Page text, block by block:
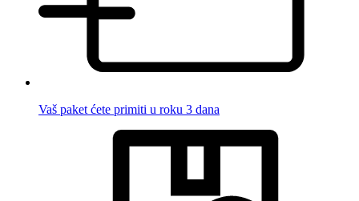
Vaš paket ćete primiti u roku 3 dana